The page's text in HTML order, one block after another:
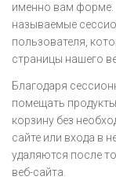
именно вам форме.
называемые
пользователя,
страницы нашего
Благодаря
помещать
корзину без
сайте или входа в
удаляются после
веб-сайта.